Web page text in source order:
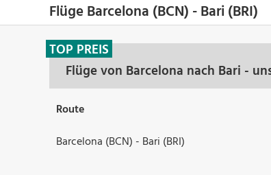
Flüge Barcelona (BCN) - Bari (BRI)
Flüge von Barcelona nach Bari -
TOP PREIS
Route
Barcelona (BCN) - Bari (BRI)